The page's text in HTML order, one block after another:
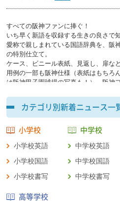
すべての阪神ファンに捧ぐ！
いち早く新語を収録する生きの良さで
愛称で親しまれている国語辞典を、阪
の特別仕立て。
ケース、ビニール表紙、見返し、扉な
用例の一部も阪神仕様（表紙はもちろ
は阪神甲子園球場の写真も！）。阪神
カテゴリ別新着ニュース一
小学校
小学校英語
小学校国語
小学校書写
中学校
中学校英語
中学校国語
中学校書写
高等学校